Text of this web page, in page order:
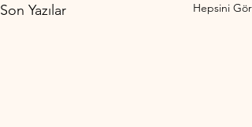
Son Yazılar Hepsini Gör